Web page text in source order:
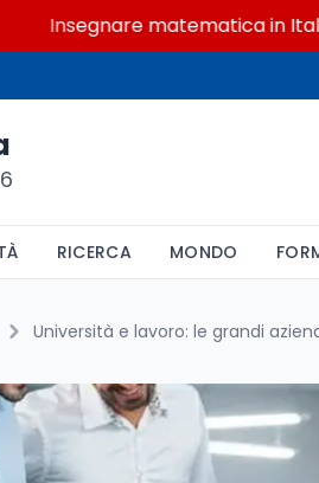
Insegnare matematica in Italia:
RICERCA MONDO